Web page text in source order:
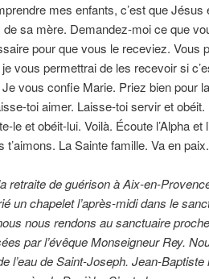
mes enfants, c’est que Jésus
sa mère. Demandez-moi ce que
pour que vous le receviez. Vous
vous permettrai de les recevoir si
vous confie Marie. Priez bien pour
toi aimer. Laisse-toi servir et obéit.
le et obéit-lui. Voilà. Écoute l’Alpha et
t’aimons. La Sainte famille. Va en
retraite de guérison à Aix-en-
un chapelet l’après-midi dans le
nous rendons au sanctuaire
par l’évêque Monseigneur Rey.
l’eau de Saint-Joseph. Jean-Baptiste